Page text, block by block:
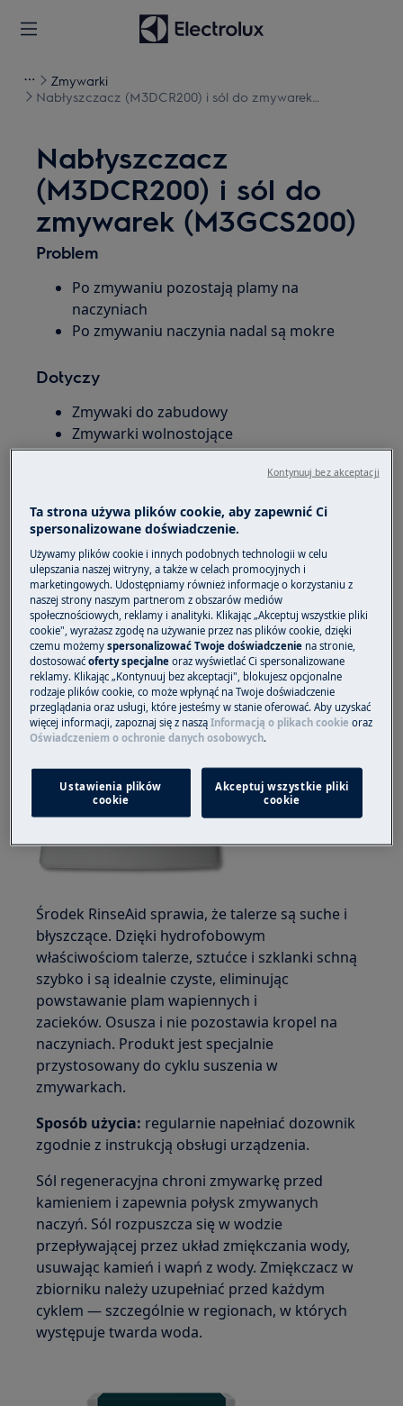
Zmywarki
Nabłyszczacz (M3DCR200) i sól do zmywarek
Nabłyszczacz
(M3DCR200) i sól do
zmywarek (M3GCS200)
Problem
Po zmywaniu pozostają plamy na
naczyniach
Po zmywaniu naczynia nadal są mokre
Dotyczy
Zmywaki do zabudowy
Zmywarki wolnostojące
Środek RinseAid sprawia, że talerze są suche i
błyszczące. Dzięki hydrofobowym
właściwościom talerze, sztućce i szklanki schną
szybko i są idealnie czyste, eliminując
powstawanie plam wapiennych i
zacieków. Osusza i nie pozostawia kropel na
naczyniach. Produkt jest specjalnie
przystosowany do cyklu suszenia w
zmywarkach.
Sposób użycia: regularnie napełniać dozownik
zgodnie z instrukcją obsługi urządzenia.
Sól regeneracyjna chroni zmywarkę przed
kamieniem i zapewnia połysk zmywanych
naczyń. Sól rozpuszcza się w wodzie
przepływającej przez układ zmiękczania wody,
usuwając kamień i wapń z wody. Zmiękczacz w
zbiorniku należy uzupełniać przed każdym
cyklem — szczególnie w regionach, w których
występuje twarda woda.
Ta strona używa plików cookie, aby zapewnić Ci
spersonalizowane doświadczenie.
Używamy plików cookie i innych podobnych technologii w celu
ulepszania naszej witryny, a także w celach promocyjnych i
marketingowych. Udostępniamy również informacje o korzystaniu z
naszej strony naszym partnerom z obszarów mediów
społecznościowych, reklamy i analityki. Klikając „Akceptuj wszystkie pliki
cookie", wyrażasz zgodę na używanie przez nas plików cookie, dzięki
czemu możemyspersonalizować Twoje doświadczenie na stronie,
dostosowaćoferty specjalne oraz wyświetlać Ci spersonalizowane
reklamy. Klikając „Kontynuuj bez akceptacji", blokujesz opcjonalne
rodzaje plików cookie, co może wpłynąć na Twoje doświadczenie
przeglądania oraz usługi, które jesteśmy w stanie oferować. Aby uzyskać
więcej informacji, zapoznaj się z nasząInformacją o plikach cookie oraz
Oświadczeniem o ochronie danych osobowych.
Ustawienia plików
cookie
Akceptuj wszystkie pliki
cookie
Kontynuuj bez akceptacji